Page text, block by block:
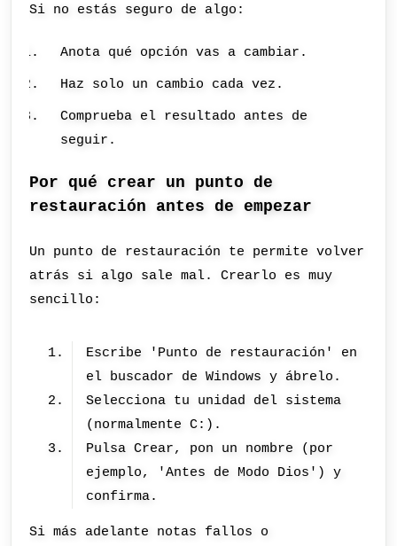
Si no estás seguro de algo:
Anota qué opción vas a cambiar.
Haz solo un cambio cada vez.
Comprueba el resultado antes de
seguir.
Por qué crear un punto de
restauración antes de empezar
Un punto de restauración te permite volver
atrás si algo sale mal. Crearlo es muy
sencillo:
Escribe 'Punto de restauración' en
el buscador de Windows y ábrelo.
Selecciona tu unidad del sistema
(normalmente C:).
Pulsa Crear, pon un nombre (por
ejemplo, 'Antes de Modo Dios') y
confirma.
Si más adelante notas fallos o